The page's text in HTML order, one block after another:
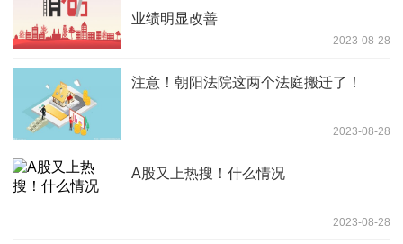
业绩明显改善
2023-08-28
注意！朝阳法院这两个法庭搬迁了！
2023-08-28
A股又上热搜！什么情况
2023-08-28